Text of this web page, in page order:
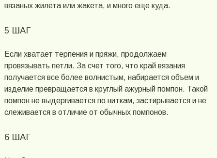
вязаных жилета или жакета, и много еще куда.
5 ШАГ
Если хватает терпения и пряжи, продолжаем
провязывать петли. За счет того, что край вязания
получается все более волнистым, набирается объем и
изделие превращается в круглый ажурный помпон. Такой
помпон не выдергивается по ниткам, застирывается и не
слеживается в отличие от обычных помпонов.
6 ШАГ